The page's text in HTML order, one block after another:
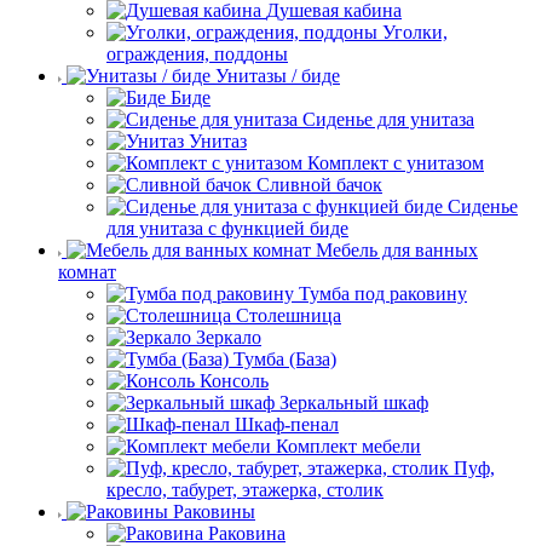
Душевая кабина
Уголки,
ограждения, поддоны
Унитазы / биде
Биде
Сиденье для унитаза
Унитаз
Комплект с унитазом
Сливной бачок
Сиденье
для унитаза с функцией биде
Мебель для ванных
комнат
Тумба под раковину
Столешница
Зеркало
Тумба (База)
Консоль
Зеркальный шкаф
Шкаф-пенал
Комплект мебели
Пуф,
кресло, табурет, этажерка, столик
Раковины
Раковина